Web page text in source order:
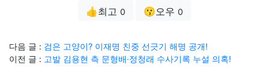
👍최고 0 😗오우 0
다음 글 : 검은 고양이? 이재명 친중 선긋기 해명 공개!
이전 글 : 고발 김용현 측 문형배·정청래 수사기록 누설 의혹!